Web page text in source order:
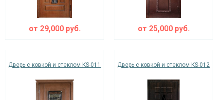
от 29,000руб. от 25,000руб.
Дверь с ковкой и стеклом KS-011 Дверь с ковкой и стеклом KS-012